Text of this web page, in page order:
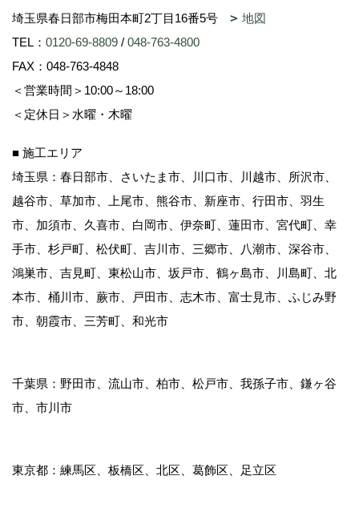
埼玉県春日部市梅田本町2丁目16番5号
地図
TEL： 0120-69-8809 / 048-763-4800
FAX：048-763-4848
＜営業時間＞10:00～18:00
＜定休日＞水曜・木曜
■ 施工エリア
埼玉県：春日部市、さいたま市、川口市、川越市、所沢市、
越谷市、草加市、上尾市、熊谷市、新座市、行田市、羽生
市、加須市、久喜市、白岡市、伊奈町、蓮田市、宮代町、幸
手市、杉戸町、松伏町、吉川市、三郷市、八潮市、深谷市、
鴻巣市、吉見町、東松山市、坂戸市、鶴ヶ島市、川島町、北
本市、桶川市、蕨市、戸田市、志木市、富士見市、ふじみ野
市、朝霞市、三芳町、和光市
千葉県：野田市、流山市、柏市、松戸市、我孫子市、鎌ヶ谷
市、市川市
東京都：練馬区、板橋区、北区、葛飾区、足立区